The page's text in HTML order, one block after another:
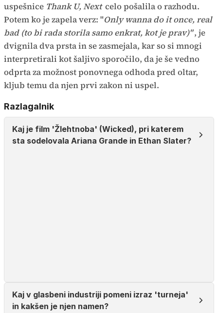
uspešnice Thank U, Next celo pošalila o razhodu.
Potem ko je zapela verz: "Only wanna do it once, real
bad (to bi rada storila samo enkrat, kot je prav)", je
dvignila dva prsta in se zasmejala, kar so si mnogi
interpretirali kot šaljivo sporočilo, da je še vedno
odprta za možnost ponovnega odhoda pred oltar,
kljub temu da njen prvi zakon ni uspel.
Razlagalnik
Kaj je film 'Žlehtnoba' (Wicked), pri katerem
sta sodelovala Ariana Grande in Ethan Slater?
Kaj v glasbeni industriji pomeni izraz 'turneja'
in kakšen je njen namen?